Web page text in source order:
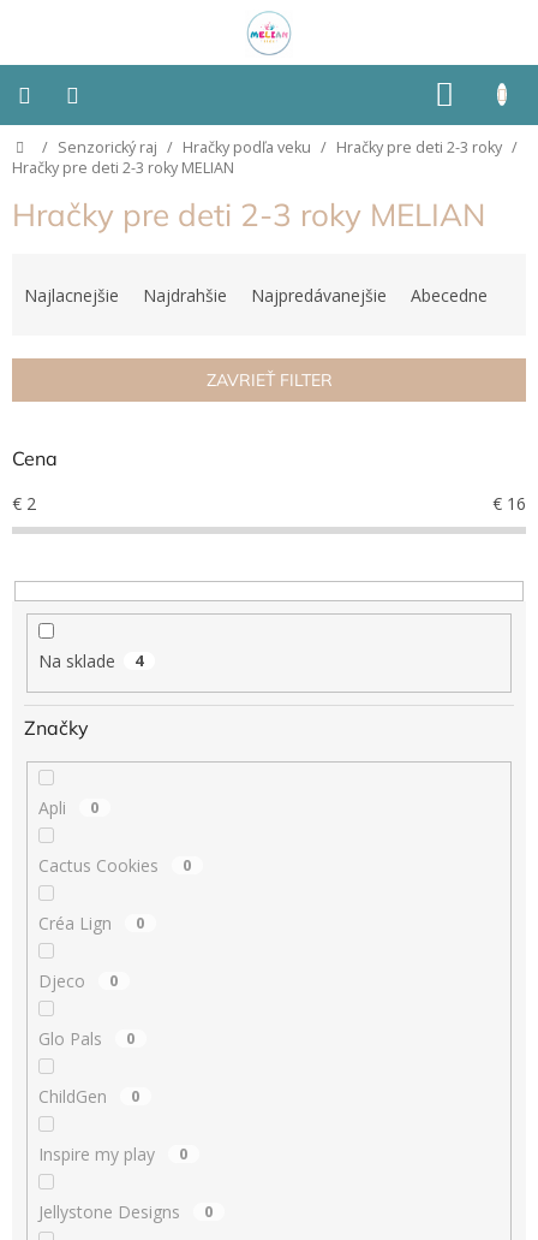
KOŠÍK
Montessori
Detská
izba
Senzorické
pomôcky
vlastností
veku
Hračky
podľa
príležitosti
Značky
Senzorický
raj
Prihlásenie
Domov
/ Senzorický raj / Hračky podľa veku / Hračky pre deti 2-3 roky /
Hračky pre deti 2-3 roky MELIAN
Hračky pre deti 2-3 roky MELIAN
i
p
o
d
k
t
Najlacnejšie Najdrahšie Najpredávanejšie Abecedne
ZAVRIEŤ FILTER
Cena
€ 2 € 16
Na sklade 4
Značky
Apli 0
Cactus Cookies 0
Créa Lign 0
Djeco 0
Glo Pals 0
ChildGen 0
Inspire my play 0
Jellystone Designs 0